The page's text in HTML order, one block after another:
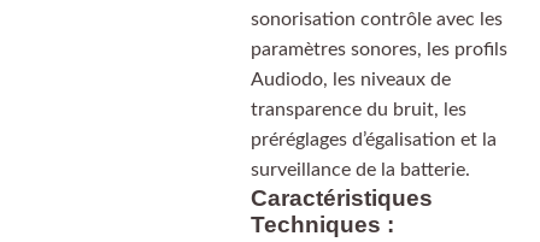
sonorisation contrôle avec les
paramètres sonores, les profils
Audiodo, les niveaux de
transparence du bruit, les
préréglages d’égalisation et la
surveillance de la batterie.
Caractéristiques
Techniques :